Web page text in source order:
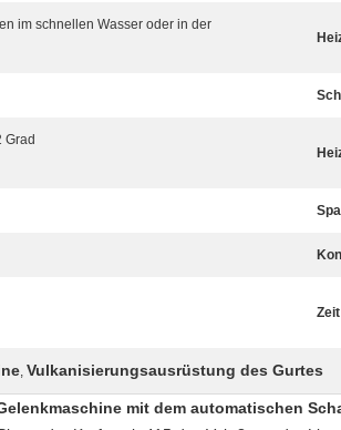
im schnellen Wasser oder in der
Grad
, Vulkanisierungsausrüstung des Gurtes
mit dem automatischen